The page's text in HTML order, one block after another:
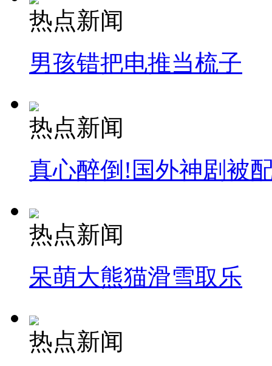
热点新闻
男孩错把电推当梳子
热点新闻
真心醉倒!国外神剧被
热点新闻
呆萌大熊猫滑雪取乐
热点新闻